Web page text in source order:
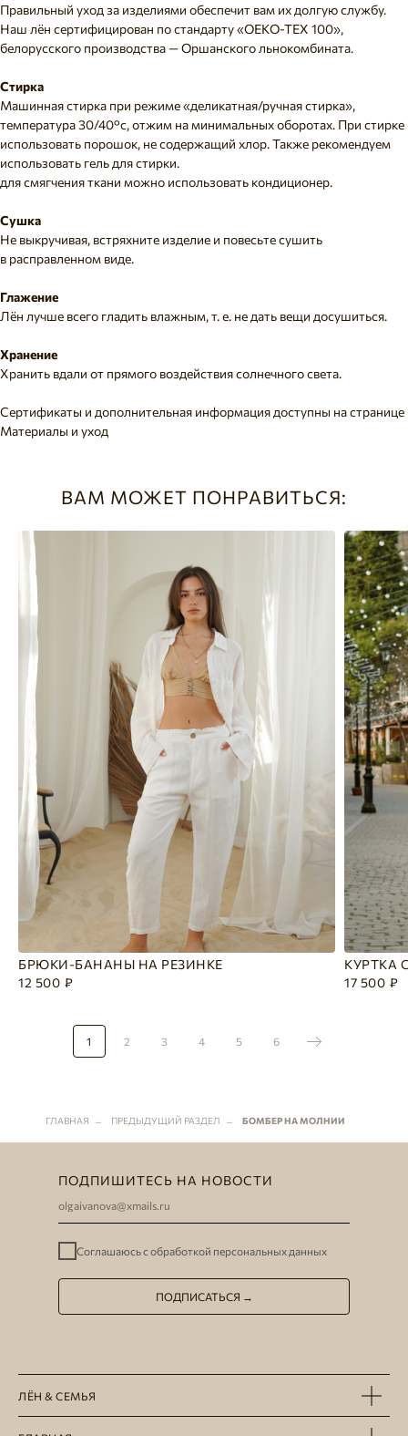
Правильный уход за изделиями обеспечит вам их долгую службу.
Наш лён сертифицирован по стандарту «OEKO-TEX 100»,
белорусского производства — Оршанского льнокомбината.
Стирка
Машинная стирка при режиме «деликатная/ручная стирка»,
температура 30/40°c, отжим на минимальных оборотах. При стирке
использовать порошок, не содержащий хлор. Также рекомендуем
использовать гель для стирки.
для смягчения ткани можно использовать кондиционер.
Сушка
Не выкручивая, встряхните изделие и повесьте сушить
в расправленном виде.
Глажение
Лён лучше всего гладить влажным, т. е. не дать вещи досушиться.
Хранение
Хранить вдали от прямого воздействия солнечного света.
Сертификаты и дополнительная информация доступны на странице
Материалы и уход
ВАМ МОЖЕТ ПОНРАВИТЬСЯ:
БРЮКИ-БАНАНЫ НА РЕЗИНКЕ
12 500 ₽
КУРТКА
17 500 ₽
1 2 3 4 5 6
ГЛАВНАЯ → ПРЕДЫДУЩИЙ РАЗДЕЛ → БОМБЕР НА МОЛНИИ
ПОДПИШИТЕСЬ НА НОВОСТИ
Соглашаюсь собработкой персональных данных
ПОДПИСАТЬСЯ →
ЛЁН & СЕМЬЯ